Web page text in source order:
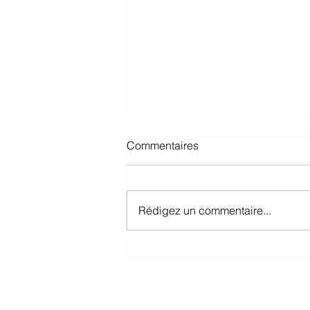
Commentaires
Rédigez un commentaire...